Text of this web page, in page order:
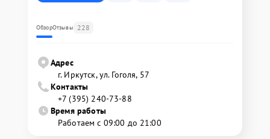
ОбзорОтзывы 228
Адрес
г. Иркутск, ул. ​Гоголя, 57
Контакты
+7 (395) 240-73-88
Время работы
Работаем с 09:00 до 21:00